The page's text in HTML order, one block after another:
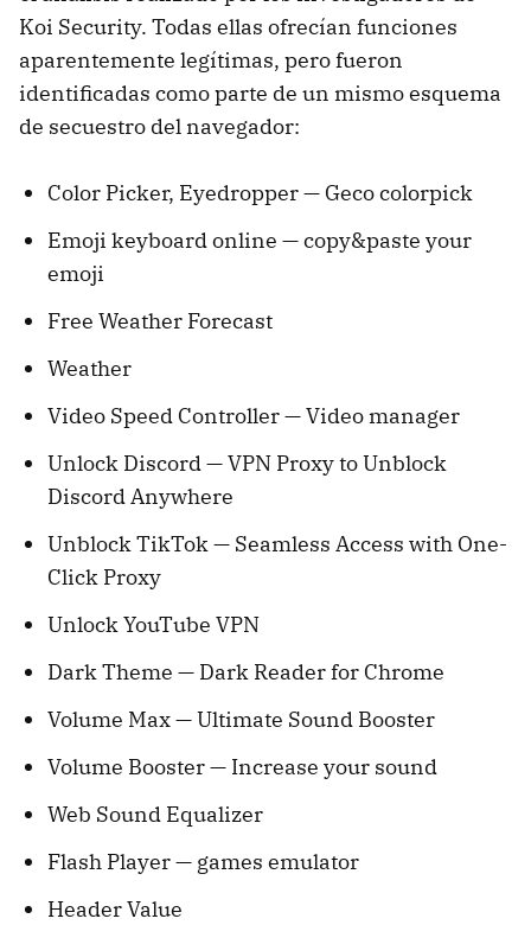
Koi Security. Todas ellas ofrecían funciones
aparentemente legítimas, pero fueron
identificadas como parte de un mismo esquema
de secuestro del navegador:
Color Picker, Eyedropper — Geco colorpick
Emoji keyboard online — copy&paste your
emoji
Free Weather Forecast
Weather
Video Speed Controller — Video manager
Unlock Discord — VPN Proxy to Unblock
Discord Anywhere
Unblock TikTok — Seamless Access with One-
Click Proxy
Unlock YouTube VPN
Dark Theme — Dark Reader for Chrome
Volume Max — Ultimate Sound Booster
Volume Booster — Increase your sound
Web Sound Equalizer
Flash Player — games emulator
Header Value